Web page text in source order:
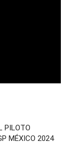
PILOTO
MÉXICO 2024